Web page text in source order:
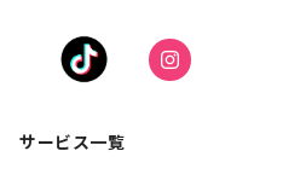
サービス一覧